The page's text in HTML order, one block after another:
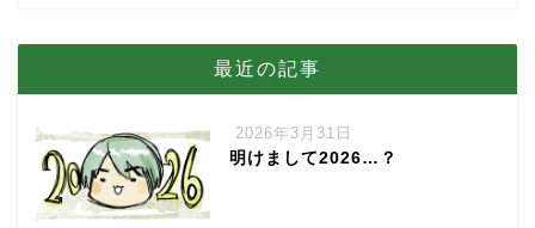
最近の記事
2026年3月31日
明けまして2026…？